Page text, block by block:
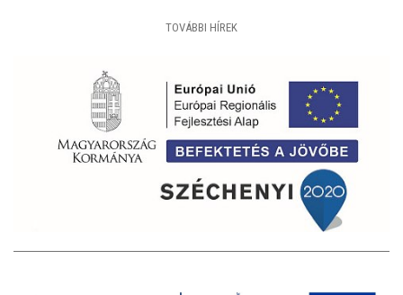
TOVÁBBI HÍREK